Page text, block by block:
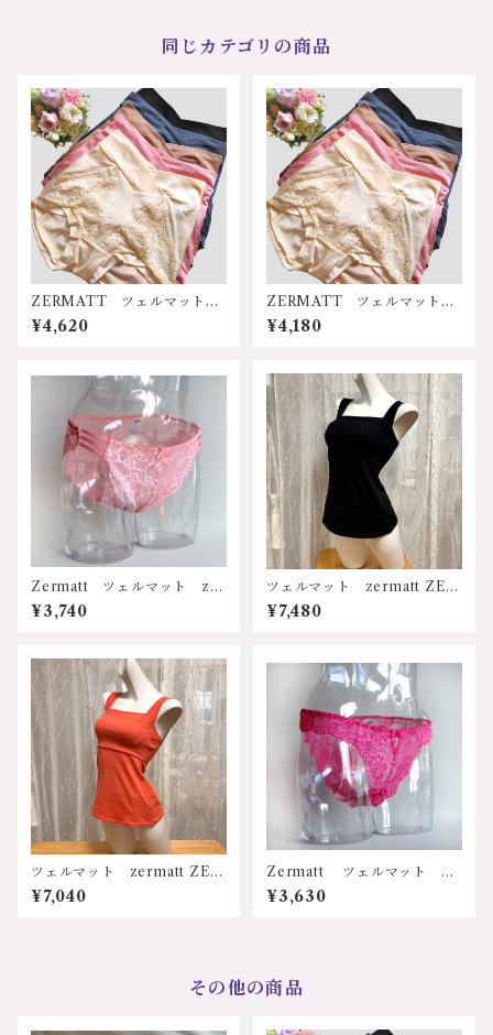
同じカテゴリの商品
ZERMATT ツェルマット
2187L デイリー兼サニタリ
ーショーツ Lサイズ 日本製
¥4,620
ZERMATT ツェルマット
2187 デイリー兼サニタリー
ショーツ Ｍサイズ 日本
¥4,180
Zermatt ツェルマット z10
72 ダブルリボンレースショ
ーツ Mサイズ
¥3,740
ツェルマット zermatt ZE81
78 日本製 国内生産 オー
ガニックコットン 天然素材
縮 ワンピース 20代ー70
代 ホワイト ブラック パ
ット入り ノンレースブラ付
キャミソール ZE8178 サイ
ズ：Lサイズ カラー：1.ホワ
イト、2.ブラック 価格：748
0円（送料無料）
¥7,480
ツェルマット zermatt ZE81
78 日本製 国内生産 オー
ガニックコットン 天然素
ク 全6色 パット入り ノン
¥7,040
Zermatt ツェルマット z1
068 ハイレグ ローライズ
ショーツ Ｍサイズ 日本製
¥3,630
その他の商品